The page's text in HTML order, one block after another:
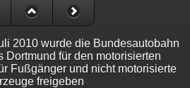
2010 wurde die Bundesautobahn
Dortmund für den motorisierten
Fußgänger und nicht motorisierte
freigeben